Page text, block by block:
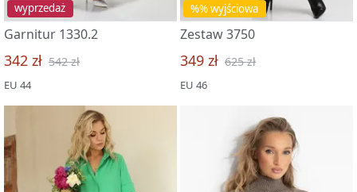
wyprzedaż
Garnitur 1330.2
342 zł 542 zł
EU 44
%% wyjściowa
Zestaw 3750
349 zł 625 zł
EU 46